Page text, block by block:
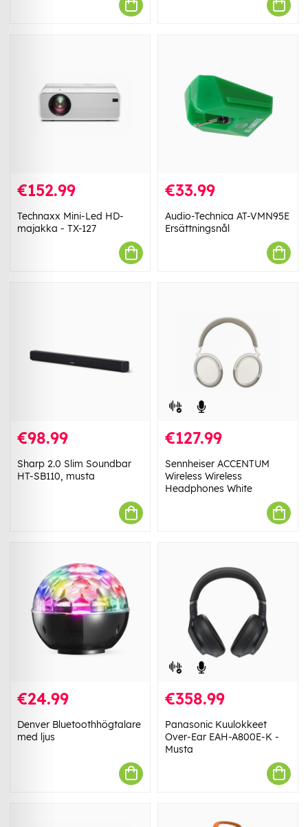
€152.99
Technaxx Mini-Led HD-
majakka - TX-127
€33.99
Audio-Technica AT-VMN95E
Ersättningsnål
€98.99
Sharp 2.0 Slim Soundbar
HT-SB110, musta
€127.99
Sennheiser ACCENTUM
Wireless Wireless
Headphones White
€24.99
Denver Bluetoothhögtalare
med ljus
€358.99
Panasonic Kuulokkeet
Over-Ear EAH-A800E-K -
Musta